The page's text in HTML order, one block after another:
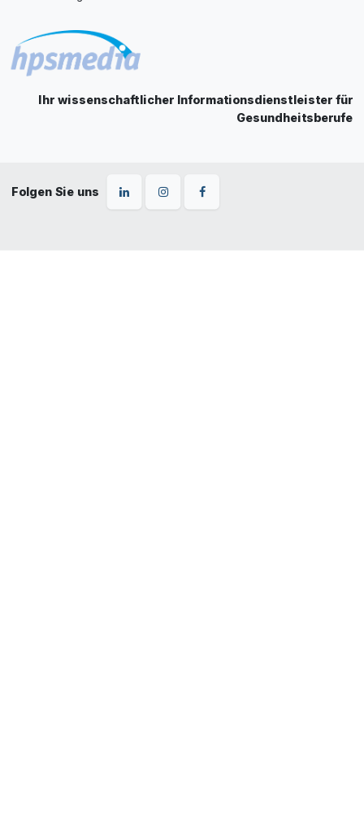
Ihr wissenschaftlicher Informationsdienstleister für
Gesundheitsberufe
Folgen Sie uns